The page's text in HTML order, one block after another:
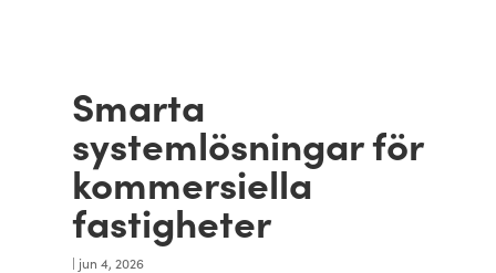
Smarta
systemlösningar för
kommersiella
fastigheter
| jun 4, 2026